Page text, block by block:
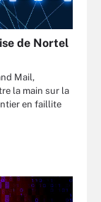
de Nortel
Mail,
la main sur la
en faillite